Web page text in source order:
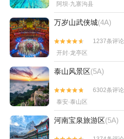
阿坝·九寨沟县
万岁山武侠城(4A)


1237条评论
开封·龙亭区
泰山风景区(5A)


6302条评论
泰安·泰山区
河南宝泉旅游区(5A)